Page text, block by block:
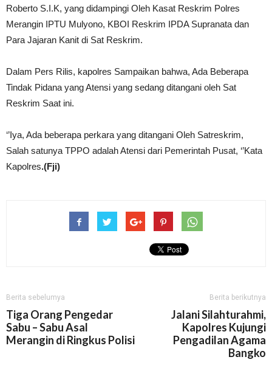
Roberto S.I.K, yang didampingi Oleh Kasat Reskrim Polres
Merangin IPTU Mulyono, KBOI Reskrim IPDA Supranata dan
Para Jajaran Kanit di Sat Reskrim.
Dalam Pers Rilis, kapolres Sampaikan bahwa, Ada Beberapa
Tindak Pidana yang Atensi yang sedang ditangani oleh Sat
Reskrim Saat ini.
‘’Iya, Ada beberapa perkara yang ditangani Oleh Satreskrim,
Salah satunya TPPO adalah Atensi dari Pemerintah Pusat, ‘’Kata
Kapolres.(Fji)
Berita sebelumya
Tiga Orang Pengedar
Sabu – Sabu Asal
Merangin di Ringkus Polisi
Berita berikutnya
Jalani Silahturahmi,
Kapolres Kujungi
Pengadilan Agama
Bangko